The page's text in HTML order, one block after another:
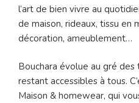
l’art de bien vivre au
de maison, rideaux, tissu en
décoration, ameublement…
Bouchara évolue au gré
restant accessibles à tous.
Maison & homewear, qui